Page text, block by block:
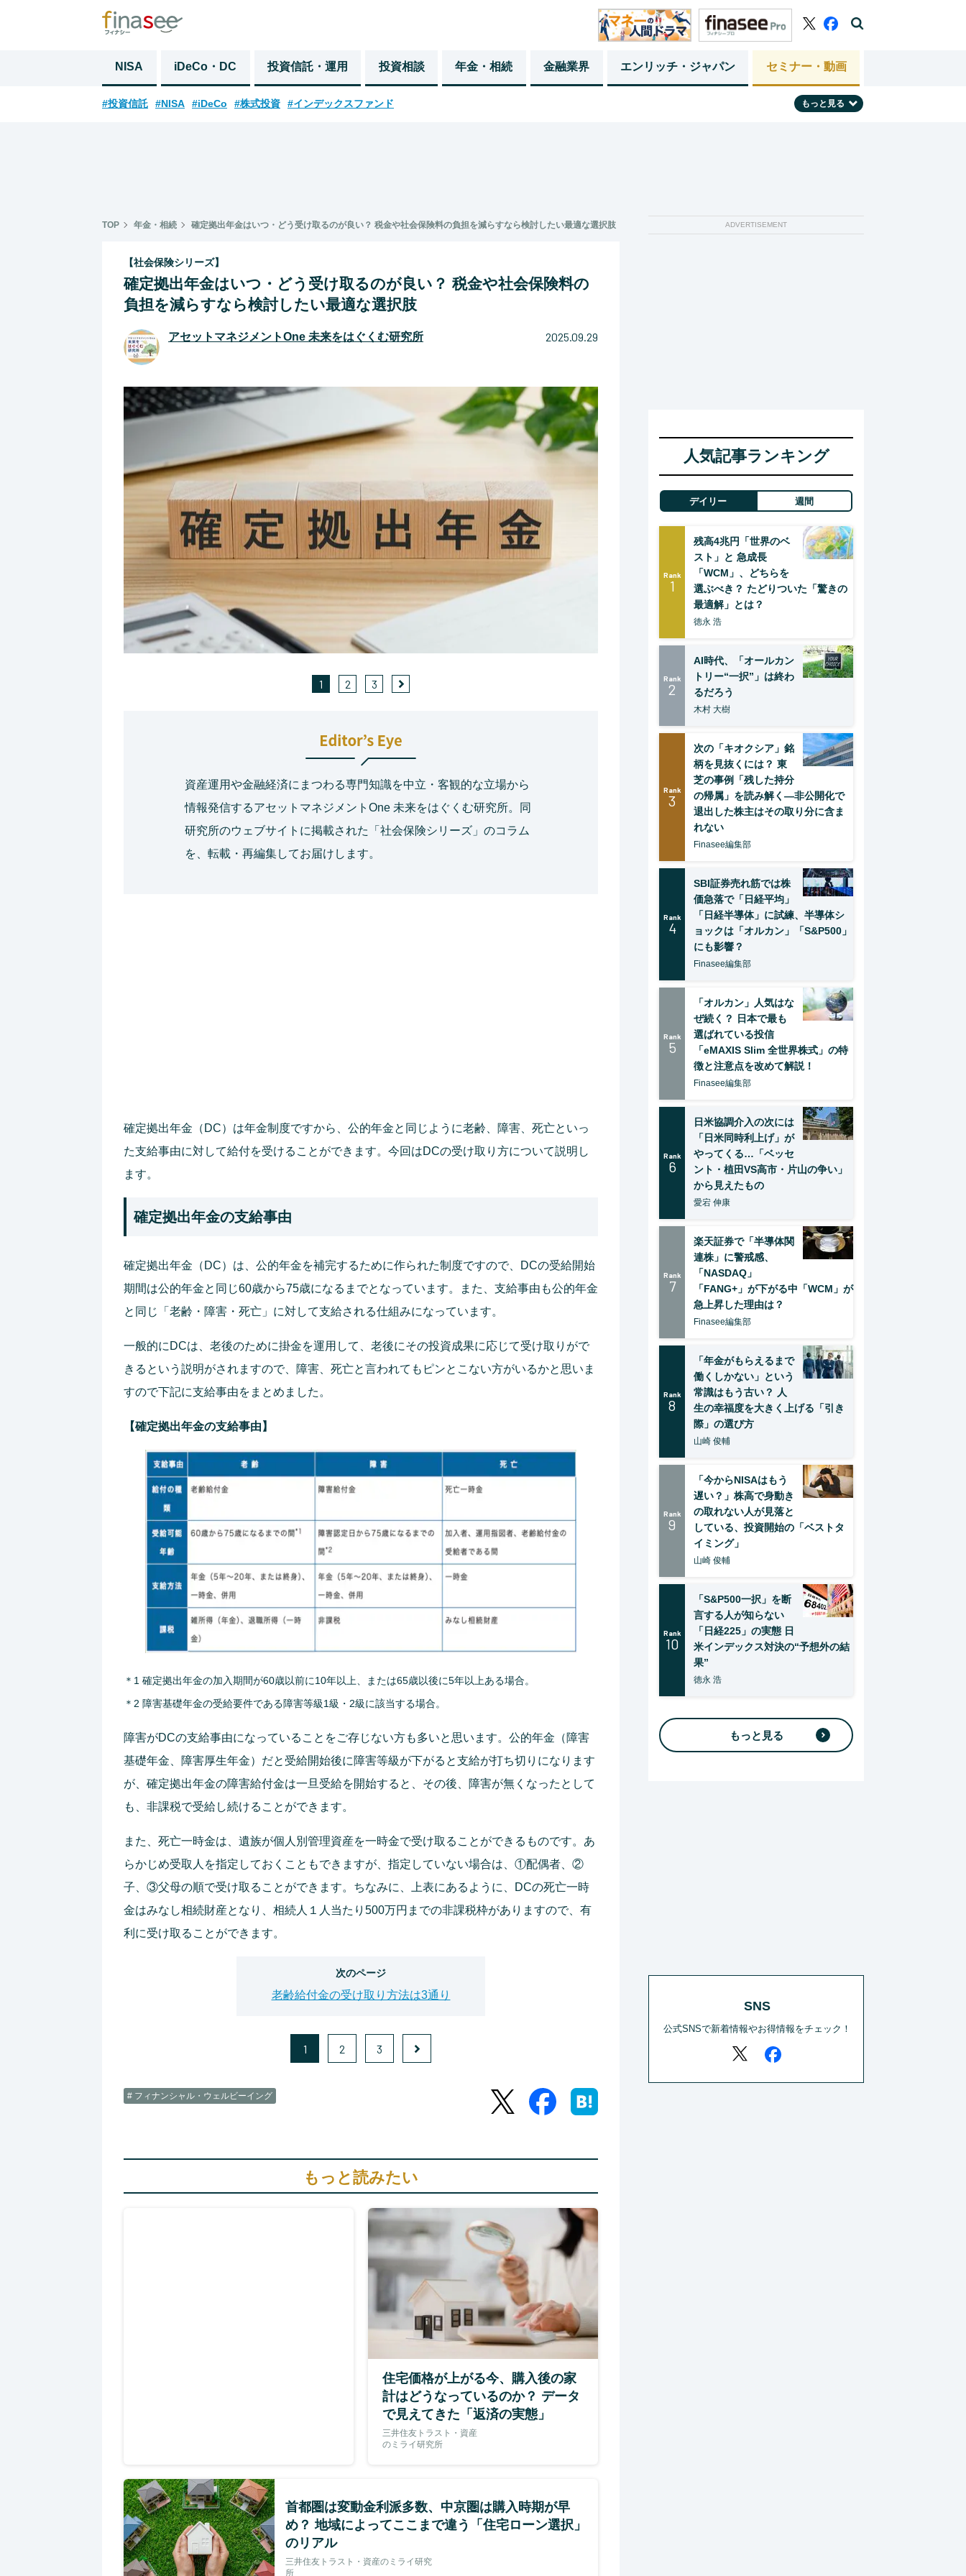
NISA iDeCo・DC 投資信託・運用 投資相談 年金・相続 金融業界 エンリッチ・ジャパン セミナー・動画
#投資信託 #NISA #iDeCo #株式投資 #インデックスファンド もっと見る
TOP 年金・相続 確定拠出年金はいつ・どう受け取るのが良い？ 税金や社会保険料の負担を減らすなら検討したい最適な選択肢
【社会保険シリーズ】
確定拠出年金はいつ・どう受け取るのが良い？ 税金や社会保険料の
負担を減らすなら検討したい最適な選択肢
アセットマネジメントOne 未来をはぐくむ研究所 2025.09.29
1 2 3
資産運用や金融経済にまつわる専門知識を中立・客観的な立場から
情報発信するアセットマネジメントOne 未来をはぐくむ研究所。同
研究所のウェブサイトに掲載された「社会保険シリーズ」のコラム
を、転載・再編集してお届けします。
確定拠出年金（DC）は年金制度ですから、公的年金と同じように老齢、障害、死亡といっ
た支給事由に対して給付を受けることができます。今回はDCの受け取り方について説明し
ます。
確定拠出年金の支給事由
確定拠出年金（DC）は、公的年金を補完するために作られた制度ですので、DCの受給開始
期間は公的年金と同じ60歳から75歳になるまでとなっています。また、支給事由も公的年金
と同じ「老齢・障害・死亡」に対して支給される仕組みになっています。
一般的にDCは、老後のために掛金を運用して、老後にその投資成果に応じて受け取りがで
きるという説明がされますので、障害、死亡と言われてもピンとこない方がいるかと思いま
すので下記に支給事由をまとめました。
【確定拠出年金の支給事由】
＊1 確定拠出年金の加入期間が60歳以前に10年以上、または65歳以後に5年以上ある場合。
＊2 障害基礎年金の受給要件である障害等級1級・2級に該当する場合。
障害がDCの支給事由になっていることをご存じない方も多いと思います。公的年金（障害
基礎年金、障害厚生年金）だと受給開始後に障害等級が下がると支給が打ち切りになります
が、確定拠出年金の障害給付金は一旦受給を開始すると、その後、障害が無くなったとして
も、非課税で受給し続けることができます。
また、死亡一時金は、遺族が個人別管理資産を一時金で受け取ることができるものです。あ
らかじめ受取人を指定しておくこともできますが、指定していない場合は、①配偶者、②
子、③父母の順で受け取ることができます。ちなみに、上表にあるように、DCの死亡一時
金はみなし相続財産となり、相続人１人当たり500万円までの非課税枠がありますので、有
利に受け取ることができます。
次のページ
老齢給付金の受け取り方法は3通り
1 2 3
# フィナンシャル・ウェルビーイング
もっと読みたい
住宅価格が上がる今、購入後の家
計はどうなっているのか？ データ
で見えてきた「返済の実態」
三井住友トラスト・資産
のミライ研究所
首都圏は変動金利派多数、中京圏は購入時期が早
め？ 地域によってここまで違う「住宅ローン選択」
のリアル
三井住友トラスト・資産のミライ研究
所
ADVERTISEMENT
人気記事ランキング
デイリー 週間
Rank
1
残高4兆円「世界のベ
スト」と 急成長
「WCM」、どちらを
選ぶべき？ たどりついた「驚きの
最適解」とは？
徳永 浩
Rank
2
AI時代、「オールカン
トリー“一択”」は終わ
るだろう
木村 大樹
Rank
3
次の「キオクシア」銘
柄を見抜くには？ 東
芝の事例「残した持分
の帰属」を読み解く—非公開化で
退出した株主はその取り分に含ま
れない
Finasee編集部
Rank
4
SBI証券売れ筋では株
価急落で「日経平均」
「日経半導体」に試練、半導体シ
ョックは「オルカン」「S&P500」
にも影響？
Finasee編集部
Rank
5
「オルカン」人気はな
ぜ続く？ 日本で最も
選ばれている投信
「eMAXIS Slim 全世界株式」の特
徴と注意点を改めて解説！
Finasee編集部
Rank
6
日米協調介入の次には
「日米同時利上げ」が
やってくる…「ベッセ
ント・植田VS高市・片山の争い」
から見えたもの
愛宕 伸康
Rank
7
楽天証券で「半導体関
連株」に警戒感、
「NASDAQ」
「FANG+」が下がる中「WCM」が
急上昇した理由は？
Finasee編集部
Rank
8
「年金がもらえるまで
働くしかない」という
常識はもう古い？ 人
生の幸福度を大きく上げる「引き
際」の選び方
山崎 俊輔
Rank
9
「今からNISAはもう
遅い？」株高で身動き
の取れない人が見落と
している、投資開始の「ベストタ
イミング」
山崎 俊輔
Rank
10
「S&P500一択」を断
言する人が知らない
「日経225」の実態 日
米インデックス対決の“予想外の結
果”
徳永 浩
もっと見る
SNS
公式SNSで新着情報やお得情報をチェック！